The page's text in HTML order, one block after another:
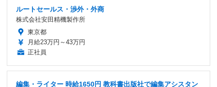
ルートセールス・渉外・外商
株式会社安田精機製作所
東京都
月給23万円～43万円
正社員
編集・ライター 時給1650円 教科書出版社で編集アシスタン